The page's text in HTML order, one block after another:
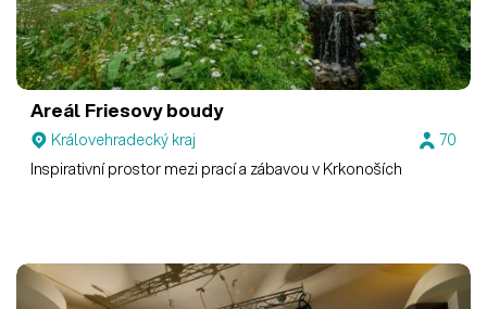
Areál Friesovy boudy
Královehradecký kraj
70
Inspirativní prostor mezi prací a zábavou v Krkonoších